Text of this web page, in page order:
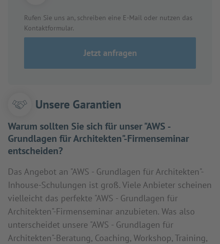
Rufen Sie uns an, schreiben eine E-Mail oder nutzen das
Kontaktformular.
Jetzt anfragen
Unsere Garantien
Warum sollten Sie sich für unser "AWS -
Grundlagen für Architekten"-Firmenseminar
entscheiden?
Das Angebot an "AWS - Grundlagen für Architekten"-
Inhouse-Schulungen ist groß. Viele Anbieter scheinen
vielleicht das perfekte "AWS - Grundlagen für
Architekten"-Firmenseminar anzubieten. Was also
unterscheidet unsere "AWS - Grundlagen für
Architekten"-Beratung, Coaching, Workshop, Training,